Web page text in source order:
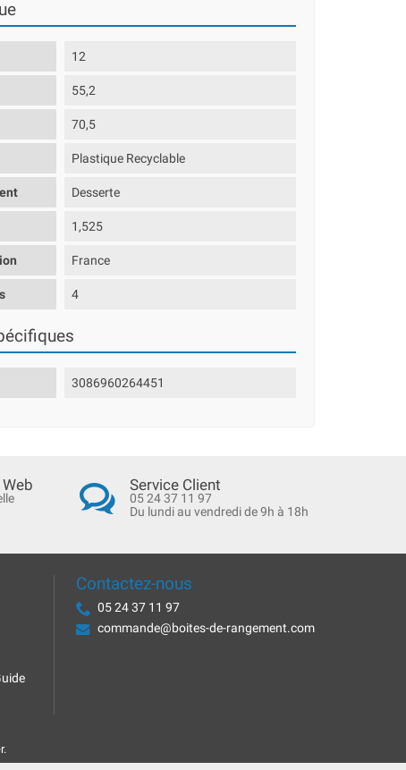
12
55,2
70,5
Plastique Recyclable
Desserte
1,525
France
4
3086960264451
Service Client
05 24 37 11 97
Du lundi au vendredi de 9h à 18h
Contactez-nous
05 24 37 11 97
commande@boites-de-rangement.com
.